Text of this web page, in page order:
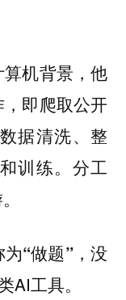
机背景，他
即爬取公开
据清洗、整
训练。分工
“做题” ，没
AI工具。